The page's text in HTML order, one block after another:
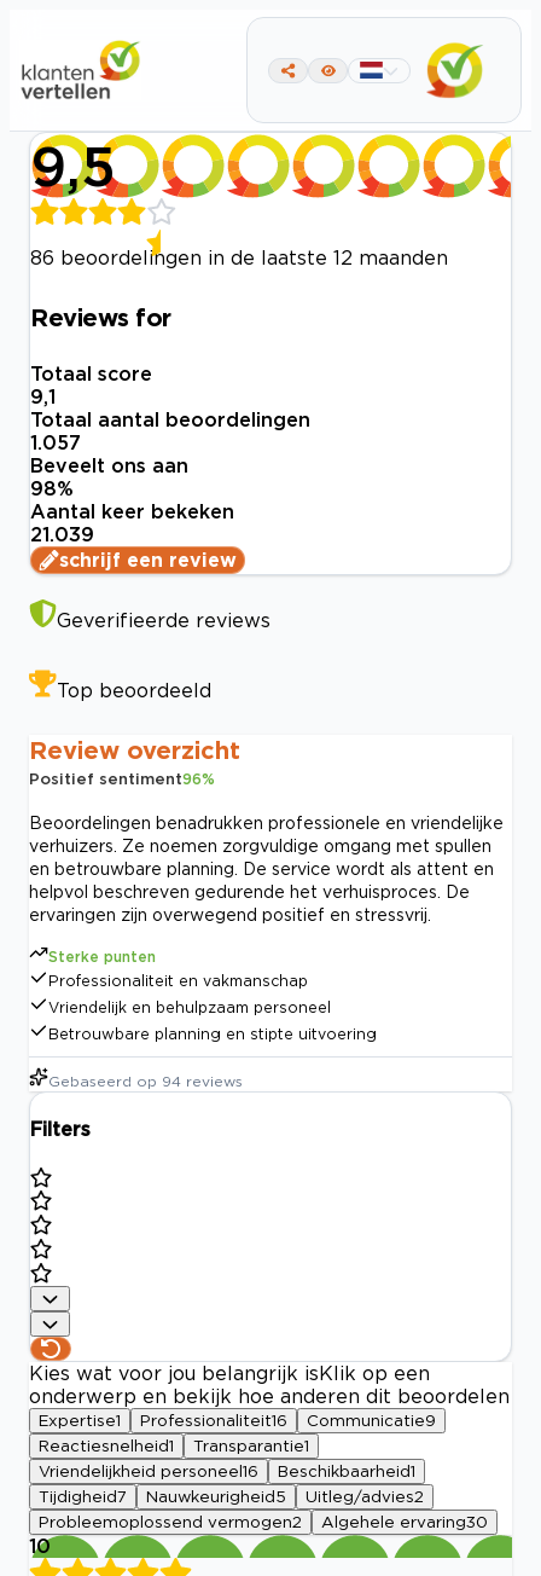
9,5
86 beoordelingen in de laatste 12 maanden
Reviews for
Totaal score
9,1
Totaal aantal beoordelingen
1.057
Beveelt ons aan
98%
Aantal keer bekeken
21.039
schrijf een review
Geverifieerde reviews
Top beoordeeld
Review overzicht
Positief sentiment96%
Beoordelingen benadrukken professionele en vriendelijke
verhuizers. Ze noemen zorgvuldige omgang met spullen
en betrouwbare planning. De service wordt als attent en
helpvol beschreven gedurende het verhuisproces. De
ervaringen zijn overwegend positief en stressvrij.
Sterke punten
Professionaliteit en vakmanschap
Vriendelijk en behulpzaam personeel
Betrouwbare planning en stipte uitvoering
Gebaseerd op 94 reviews
Filters
Kies wat voor jou belangrijk is Klik op een
onderwerp en bekijk hoe anderen dit beoordelen
Expertise1 Professionaliteit16 Communicatie9
Reactiesnelheid1 Transparantie1
Vriendelijkheid personeel 16 Beschikbaarheid1
Tijdigheid7 Nauwkeurigheid 5 Uitleg/advies2
Probleemoplossend vermogen2 Algehele ervaring30
10